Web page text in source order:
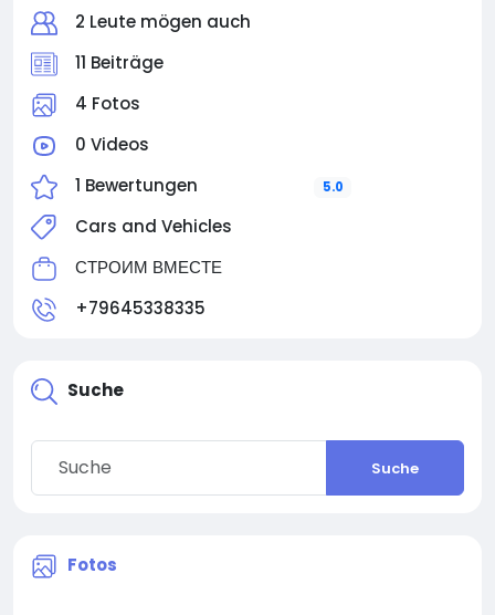
2 Leute mögen auch
11 Beiträge
4 Fotos
0 Videos
1 Bewertungen
5.0
Cars and Vehicles
СТРОИМ ВМЕСТЕ
+79645338335
Suche
Suche
Fotos